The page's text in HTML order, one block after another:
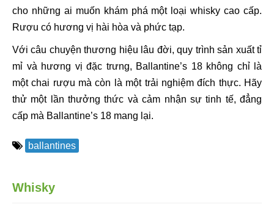
cho những ai muốn khám phá một loại whisky cao cấp.
Rượu có hương vị hài hòa và phức tạp.
Với câu chuyện thương hiệu lâu đời, quy trình sản xuất tỉ
mỉ và hương vị đặc trưng, Ballantine’s 18 không chỉ là
một chai rượu mà còn là một trải nghiệm đích thực. Hãy
thử một lần thưởng thức và cảm nhận sự tinh tế, đẳng
cấp mà Ballantine’s 18 mang lại.
ballantines
Whisky